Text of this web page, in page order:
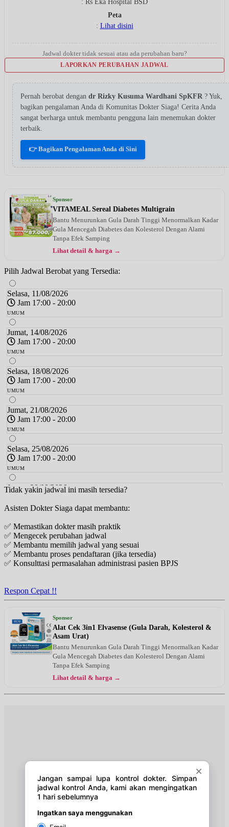
: Rs Eka Hospital BSD
Peta
: Lihat disini
Jadwal dokter tidak sesuai atau ada perubahan baru?
LAPORKAN PERUBAHAN JADWAL
Pernah berobat dengan dr Rizky Kusuma Wardhani SpKFR ? Yuk,
bagikan pengalaman Anda di Komunitas Dokter Siaga! Cerita Anda
sangat berharga untuk membantu pengguna lain menemukan dokter
terbaik.
👉 Bagikan Pengalaman Anda di Sini
Sponsor
VITAMEAL Sereal Diabetes Multigrain
Bantu Menurunkan Gula Darah Tinggi Menormalkan Kadar
Gula Mencegah Diabetes dan Kolesterol Dengan Alami
Tanpa Efek Samping
Lihat detail & harga →
Pilih Jadwal Berobat yang Tersedia:
Selasa, 11/08/2026
Jam 17:00 - 20:00
UMUM
Jumat, 14/08/2026
Jam 17:00 - 20:00
UMUM
Selasa, 18/08/2026
Jam 17:00 - 20:00
UMUM
Jumat, 21/08/2026
Jam 17:00 - 20:00
UMUM
Selasa, 25/08/2026
Jam 17:00 - 20:00
UMUM
Jumat, 28/08/2026
Jam 17:00 - 20:00
UMUM
Selasa, 01/09/2026
Jam 17:00 - 20:00
UMUM
Jumat, 04/09/2026
Tidak yakin jadwal ini masih tersedia?
Asisten Dokter Siaga dapat membantu:
✅ Memastikan dokter masih praktik
✅ Mengecek perubahan jadwal
✅ Membantu memilih jadwal yang sesuai
✅ Membantu proses pendaftaran (jika tersedia)
✅ Konsulttasi permasalahan administrasi pasien BPJS
Respon Cepat !!
Sponsor
Alat Cek 3in1 Elvasense (Gula Darah, Kolesterol &
Asam Urat)
Bantu Menurunkan Gula Darah Tinggi Menormalkan Kadar
Gula Mencegah Diabetes dan Kolesterol Dengan Alami
Tanpa Efek Samping
Lihat detail & harga →